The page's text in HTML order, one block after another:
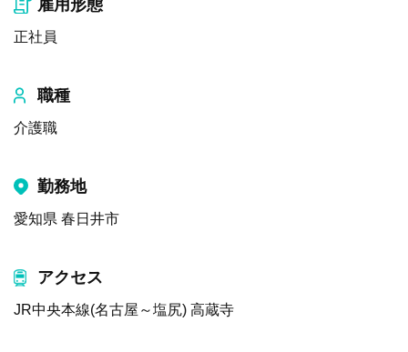
雇用形態
正社員
職種
介護職
勤務地
愛知県 春日井市
アクセス
JR中央本線(名古屋～塩尻) 高蔵寺